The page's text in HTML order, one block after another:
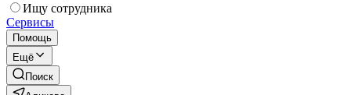
Ищу сотрудника
Сервисы
Помощь
Ещё
Поиск